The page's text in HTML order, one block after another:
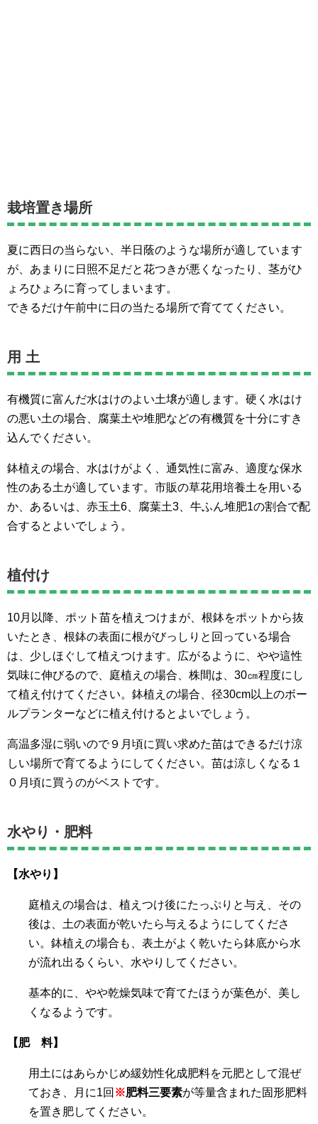
栽培置き場所
夏に西日の当らない、半日蔭のような場所が適しています
が、あまりに日照不足だと花つきが悪くなったり、茎がひ
ょろひょろに育ってしまいます。
できるだけ午前中に日の当たる場所で育ててください。
用 土
有機質に富んだ水はけのよい土壌が適します。硬く水はけ
の悪い土の場合、腐葉土や堆肥などの有機質を十分にすき
込んでください。
鉢植えの場合、水はけがよく、通気性に富み、適度な保水
性のある土が適しています。市販の草花用培養土を用いる
か、あるいは、赤玉土6、腐葉土3、牛ふん堆肥1の割合で配
合するとよいでしょう。
植付け
10月以降、ポット苗を植えつけまが、根鉢をポットから抜
いたとき、根鉢の表面に根がびっしりと回っている場合
は、少しほぐして植えつけます。広がるように、やや這性
気味に伸びるので、庭植えの場合、株間は、30㎝程度にし
て植え付けてください。鉢植えの場合、径30cm以上のボー
ルプランターなどに植え付けるとよいでしょう。
高温多湿に弱いので９月頃に買い求めた苗はできるだけ涼
しい場所で育てるようにしてください。苗は涼しくなる１
０月頃に買うのがベストです。
水やり・肥料
【水やり】
庭植えの場合は、植えつけ後にたっぷりと与え、その
後は、土の表面が乾いたら与えるようにしてくださ
い。鉢植えの場合も、表土がよく乾いたら鉢底から水
が流れ出るくらい、水やりしてください。
基本的に、やや乾燥気味で育てたほうが葉色が、美し
くなるようです。
【肥 料】
用土にはあらかじめ緩効性化成肥料を元肥として混ぜ
ておき、月に1回 ※肥料三要素が等量含まれた固形肥料
を置き肥してください。